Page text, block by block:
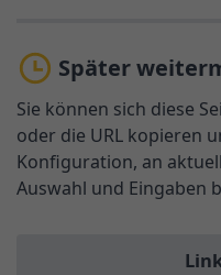
Später
Sie können sich diese
oder die URL kopieren
Konfiguration, an
Auswahl und Eingaben